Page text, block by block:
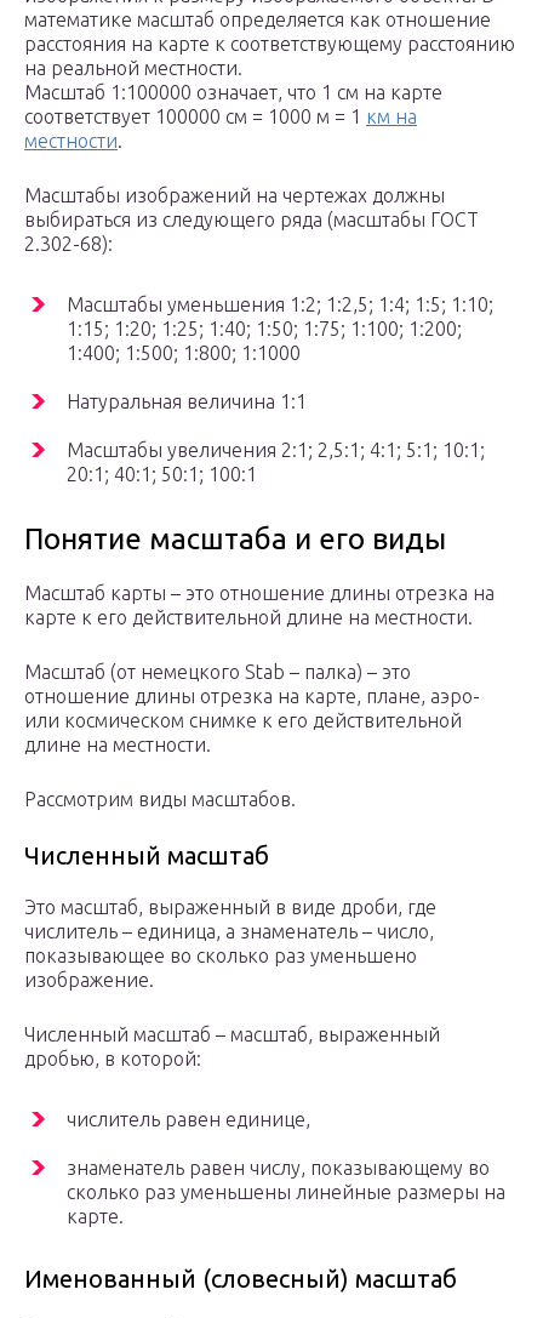
математике масштаб определяется как отношение
расстояния на карте к соответствующему расстоянию
на реальной местности.
Масштаб 1:100000 означает, что 1 см на карте
соответствует 100000 см = 1000 м = 1 км на
местности.
Масштабы изображений на чертежах должны
выбираться из следующего ряда (масштабы ГОСТ
2.302-68):
Масштабы уменьшения 1:2; 1:2,5; 1:4; 1:5; 1:10;
1:15; 1:20; 1:25; 1:40; 1:50; 1:75; 1:100; 1:200;
1:400; 1:500; 1:800; 1:1000
Натуральная величина 1:1
Масштабы увеличения 2:1; 2,5:1; 4:1; 5:1; 10:1;
20:1; 40:1; 50:1; 100:1
Понятие масштаба и его виды
Масштаб карты – это отношение длины отрезка на
карте к его действительной длине на местности.
Масштаб (от немецкого Stab – палка) – это
отношение длины отрезка на карте, плане, аэро-
или космическом снимке к его действительной
длине на местности.
Рассмотрим виды масштабов.
Численный масштаб
Это масштаб, выраженный в виде дроби, где
числитель – единица, а знаменатель – число,
показывающее во сколько раз уменьшено
изображение.
Численный масштаб – масштаб, выраженный
дробью, в которой:
числитель равен единице,
знаменатель равен числу, показывающему во
сколько раз уменьшены линейные размеры на
карте.
Именованный (словесный) масштаб